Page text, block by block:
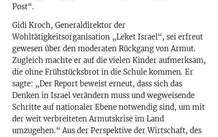
Post“.
Gidi Kroch, Generaldirektor der
Wohltätigkeitsorganisation „Leket Israel“, sei erfreut
gewesen über den moderaten Rückgang von Armut.
Zugleich machte er auf die vielen Kinder aufmerksam,
die ohne Frühstücksbrot in die Schule kommen. Er
sagte: „Der Report beweist erneut, dass sich das
Denken in Israel verändern muss und wegweisende
Schritte auf nationaler Ebene notwendig sind, um mit
der weit verbreiteten Armutskrise im Land
umzugehen.“ Aus der Perspektive der Wirtschaft, des